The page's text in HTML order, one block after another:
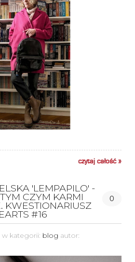
czytaj całość »
'LEMPAPILO' -
CZYM KARMI
KWESTIONARIUSZ
#16
0
w kategorii: blog autor: